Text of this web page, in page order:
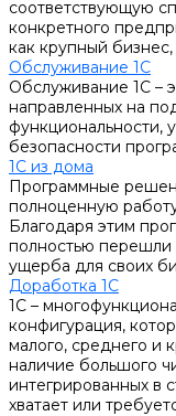
соответствующую
конкретного
как крупный
Обслуживание 1С
Обслуживание 1С –
направленных на
функциональности,
безопасности
1С из дома
Программные
полноценную
Благодаря этим
полностью
ущерба для своих
Доработка 1С
1С –
конфигурация,
малого, среднего и
наличие большого
интегрированных в
хватает или